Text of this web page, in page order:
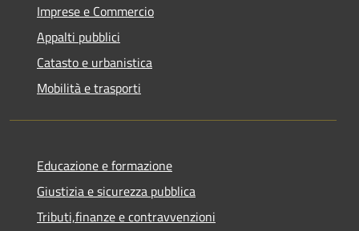
Imprese e Commercio
Appalti pubblici
Catasto e urbanistica
Mobilità e trasporti
Educazione e formazione
Giustizia e sicurezza pubblica
Tributi,finanze e contravvenzioni